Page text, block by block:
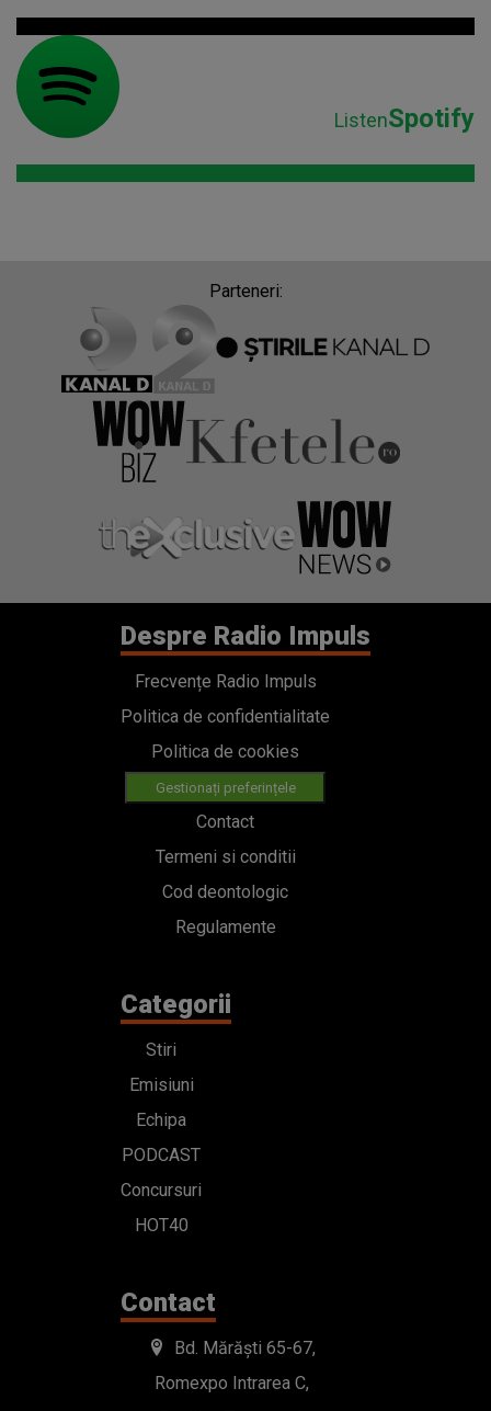
ListenSpotify
Parteneri:
Despre Radio Impuls
Frecvențe Radio Impuls
Politica de confidentialitate
Politica de cookies
Gestionați preferințele
Contact
Termeni si conditii
Cod deontologic
Regulamente
Categorii
Stiri
Emisiuni
Echipa
PODCAST
Concursuri
HOT40
Contact
Bd. Mărăști 65-67,
Romexpo Intrarea C,